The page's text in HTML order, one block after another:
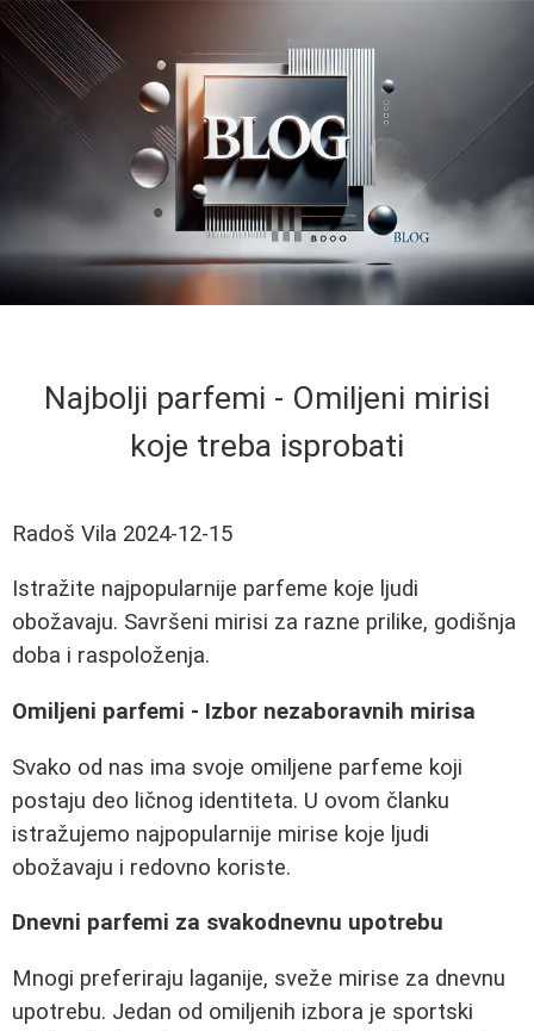
Najbolji parfemi - Omiljeni mirisi
koje treba isprobati
Radoš Vila 2024-12-15
Istražite najpopularnije parfeme koje ljudi
obožavaju. Savršeni mirisi za razne prilike, godišnja
doba i raspoloženja.
Omiljeni parfemi - Izbor nezaboravnih mirisa
Svako od nas ima svoje omiljene parfeme koji
postaju deo ličnog identiteta. U ovom članku
istražujemo najpopularnije mirise koje ljudi
obožavaju i redovno koriste.
Dnevni parfemi za svakodnevnu upotrebu
Mnogi preferiraju laganije, sveže mirise za dnevnu
upotrebu. Jedan od omiljenih izbora je sportski